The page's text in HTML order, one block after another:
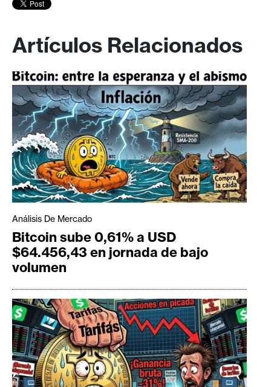
Artículos Relacionados
Análisis De Mercado
Bitcoin sube 0,61% a USD
$64.456,43 en jornada de bajo
volumen